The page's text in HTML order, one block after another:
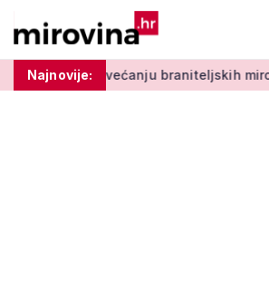
Najnovije:
o povećanju braniteljskih